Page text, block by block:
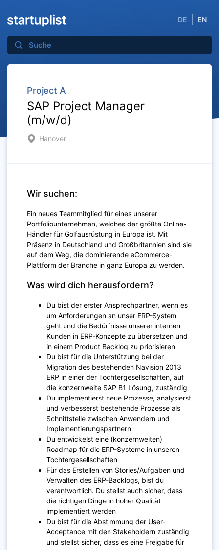
DE EN
Project A
SAP Project Manager
(m/w/d)
Hanover
Wir suchen:
Ein neues Teammitglied für eines unserer
Portfoliounternehmen, welches der größte Online-
Händler für Golfausrüstung in Europa ist. Mit
Präsenz in Deutschland und Großbritannien sind sie
auf dem Weg, die dominierende eCommerce-
Plattform der Branche in ganz Europa zu werden.
Was wird dich herausfordern?
Du bist der erster Ansprechpartner, wenn es
um Anforderungen an unser ERP-System
geht und die Bedürfnisse unserer internen
Kunden in ERP-Konzepte zu übersetzen und
in einem Product Backlog zu priorisieren
Du bist für die Unterstützung bei der
Migration des bestehenden Navision 2013
ERP in einer der Tochtergesellschaften, auf
die konzernweite SAP B1 Lösung, zuständig
Du implementierst neue Prozesse, analysierst
und verbesserst bestehende Prozesse als
Schnittstelle zwischen Anwendern und
Implementierungspartnern
Du entwickelst eine (konzernweiten)
Roadmap für die ERP-Systeme in unseren
Tochtergesellschaften
Für das Erstellen von Stories/Aufgaben und
Verwalten des ERP-Backlogs, bist du
verantwortlich. Du stellst auch sicher, dass
die richtigen Dinge in hoher Qualität
implementiert werden
Du bist für die Abstimmung der User-
Acceptance mit den Stakeholdern zuständig
und stellst sicher, dass es eine Freigabe für